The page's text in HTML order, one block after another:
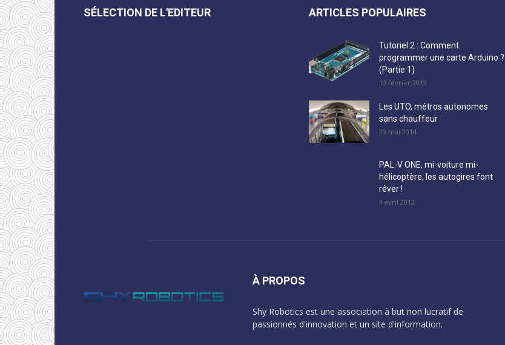
SÉLECTION DE L'EDITEUR ARTICLES POPULAIRES
Tutoriel 2 : Comment
programmer une carte Arduino ?
(Partie 1)
10 février 2013
Les UTO, métros autonomes
sans chauffeur
29 mai 2014
PAL-V ONE, mi-voiture mi-
hélicoptère, les autogires font
rêver !
4 avril 2012
À PROPOS
Shy Robotics est une association à but non lucratif de
passionnés d'innovation et un site d'information.